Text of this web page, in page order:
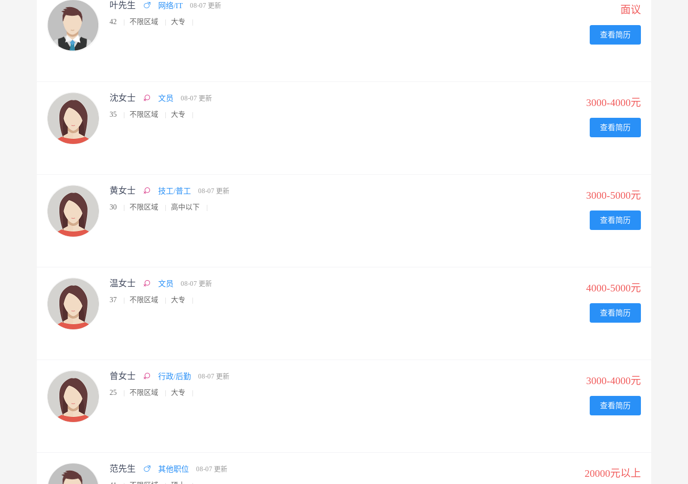
叶先生 网络/IT 08-07 更新
42 不限区域 大专
面议
查看简历
沈女士 文员 08-07 更新
35 不限区域 大专
3000-4000元
查看简历
黄女士 技工/普工 08-07 更新
30 不限区域 高中以下
3000-5000元
查看简历
温女士 文员 08-07 更新
37 不限区域 大专
4000-5000元
查看简历
曾女士 行政/后勤 08-07 更新
25 不限区域 大专
3000-4000元
查看简历
范先生 其他职位 08-07 更新 20000元以上